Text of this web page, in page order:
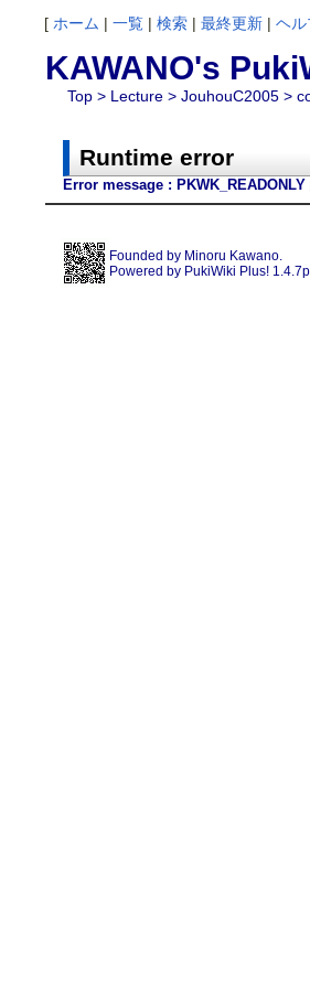
[ ホーム | 一覧| 検索| 最終更新| ヘル
KAWANO's
Top > Lecture >JouhouC2005 >
Runtime error
Error message : PKWK_READONLY
Founded by Minoru Kawano.
Powered by PukiWiki Plus!